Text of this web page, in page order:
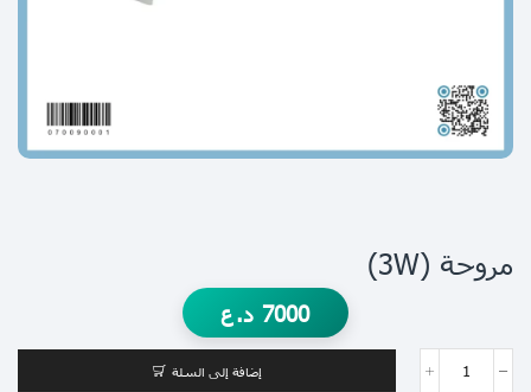
مروحة (3W)
7000 د.ع
إضافة إلى السلة